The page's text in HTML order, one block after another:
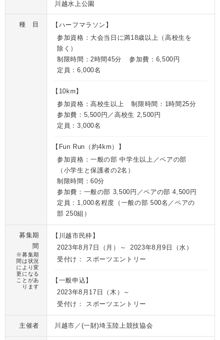
川越水上公園
種 目
【ハーフマラソン】
参加資格： 大会当日に満18歳以上（高校生を
除く）
制限時間：2時間45分 参加費： 6,500円
定員： 6,000名
【10km】
参加資格： 高校生以上 制限時間： 1時間25分
参加費： 5,500円／高校生 2,500円
定員： 3,000名
【Fun Run（約4km）】
参加資格：一般の部 中学生以上／ペアの部
（小学生と保護者の2名）
制限時間：60分
参加費： 一般の部 3,500円／ペアの部 4,500円
定員： 1,000名程度（一般の部 500名／ペアの
部 250組）
募集期
間
※募集期
間は状況
により変
更になる
ことがあ
ります
【川越市民枠】
2023年8月7日
（月） ～ 2023年8月9日
（水）
受付け： スポーツエントリー
【一般申込】
2023年8月17日
（木）
～
受付け： スポーツエントリー
主催者 川越市／(一財)埼玉陸上競技協会